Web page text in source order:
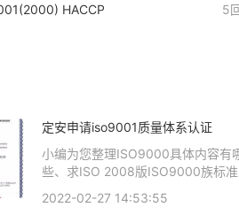
牛奶 ISO 9001(2000) HACCP
5
定安申请iso9001质量体系认证
小编为您整理ISO9000具体内容有
些、​求ISO 2008版ISO9000族标准
谢、iso9001质量管理标准具体内容
2022-02-27 14:53:55